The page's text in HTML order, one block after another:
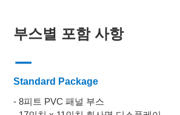
부스별 포함 사항
ㅡ
Standard Package
- 8피트 PVC 패널 부스